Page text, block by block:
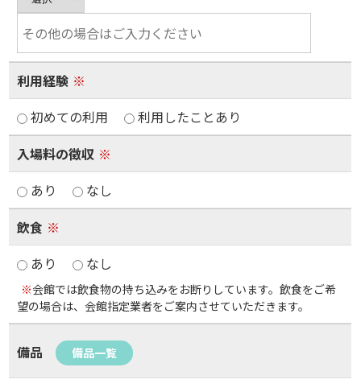
利用経験 ※
初めての利用
利用したことあり
入場料の徴収 ※
あり
なし
飲食 ※
あり
なし
※会館では飲食物の持ち込みをお断りしています。飲食をご希
望の場合は、会館指定業者をご案内させていただきます。
備品 備品一覧